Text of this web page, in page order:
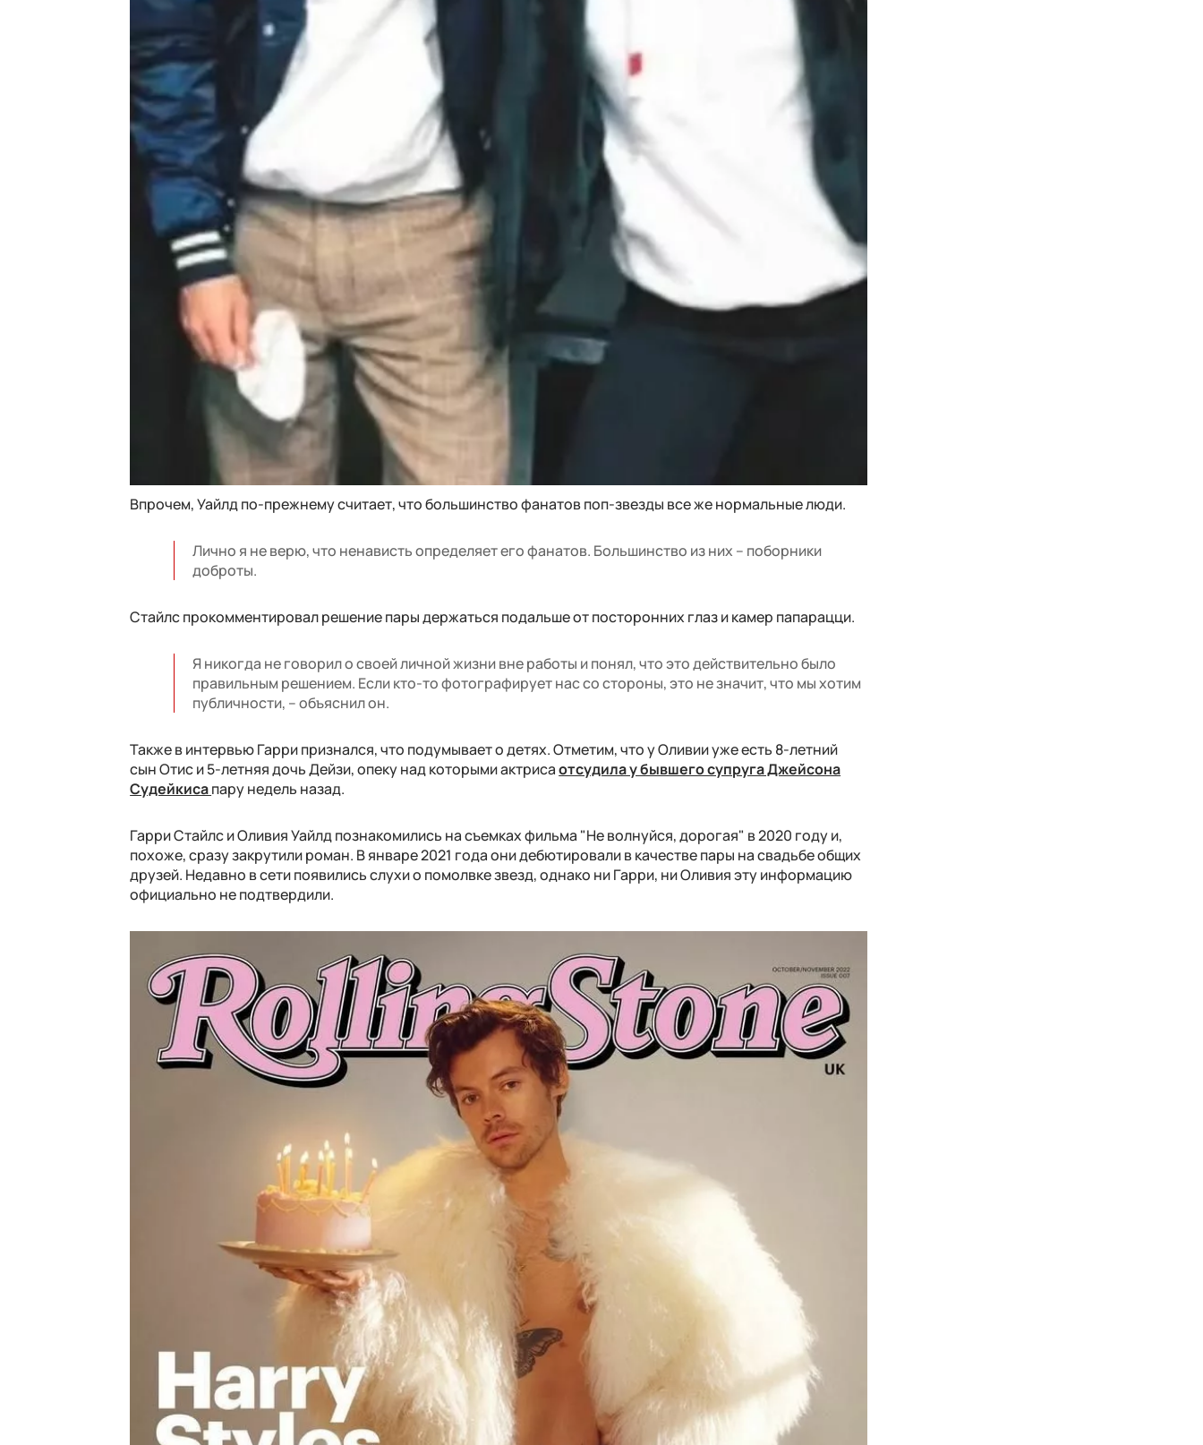
Впрочем, Уайлд по-прежнему считает, что большинство фанатов поп-звезды все же нормальные люди.
Лично я не верю, что ненависть определяет его фанатов. Большинство из них – поборники
доброты.
Стайлс прокомментировал решение пары держаться подальше от посторонних глаз и камер папарацци.
Я никогда не говорил о своей личной жизни вне работы и понял, что это действительно было
правильным решением. Если кто-то фотографирует нас со стороны, это не значит, что мы хотим
публичности, – объяснил он.
Также в интервью Гарри признался, что подумывает о детях. Отметим, что у Оливии уже есть 8-летний
сын Отис и 5-летняя дочь Дейзи, опеку над которыми актрисаотсудила у бывшего супруга Джейсона
Судейкисапару недель назад.
Гарри Стайлс и Оливия Уайлд познакомились на съемках фильма "Не волнуйся, дорогая" в 2020 году и,
похоже, сразу закрутили роман. В январе 2021 года они дебютировали в качестве пары на свадьбе общих
друзей. Недавно в сети появились слухи о помолвке звезд, однако ни Гарри, ни Оливия эту информацию
официально не подтвердили.